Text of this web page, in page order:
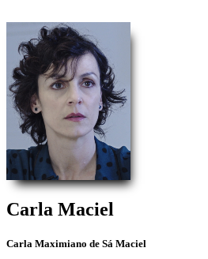
Carla Maciel
Carla Maximiano de Sá Maciel